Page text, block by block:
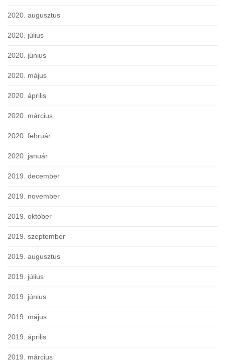
2020. augusztus
2020. július
2020. június
2020. május
2020. április
2020. március
2020. február
2020. január
2019. december
2019. november
2019. október
2019. szeptember
2019. augusztus
2019. július
2019. június
2019. május
2019. április
2019. március